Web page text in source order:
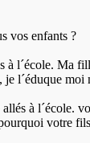
vos enfants ?
à l´école. Ma
l´éduque moi
à l´école.
votre